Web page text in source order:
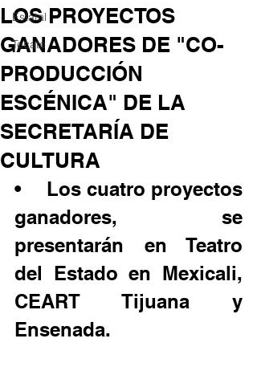
Estatal
Tecate
LOS PROYECTOS
GANADORES DE "CO-
PRODUCCIÓN
ESCÉNICA" DE LA
SECRETARÍA DE
CULTURA
•	Los cuatro proyectos
ganadores, se
presentarán en Teatro
del Estado en Mexicali,
CEART Tijuana y
Ensenada.